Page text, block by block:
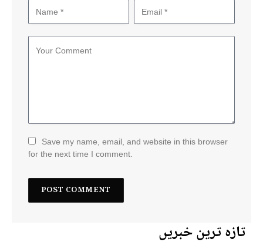
Save my name, email, and website in this browser
for the next time I comment.
تازہ ترین خبریں